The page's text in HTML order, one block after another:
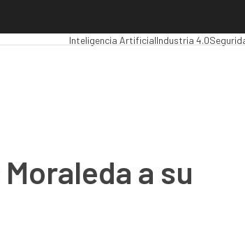
Inteligencia ArtificialIndustria 4.0
a su